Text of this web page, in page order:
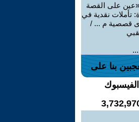
على القصة
تأملات نقدية في
قصصية م ... /
بنا على
الفيسبوك